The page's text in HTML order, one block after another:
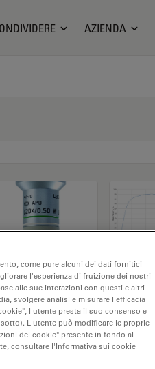
AZIENDA
come pure alcuni dei dati fornitici
l'esperienza di fruizione dei nostri
alle sue interazioni con questi e altri
svolgere analisi e misurare l'efficacia
l'utente presta il suo consenso e
L'utente può modificare le proprie
dei cookie" presente in fondo al
consultare l'Informativa sui cookie